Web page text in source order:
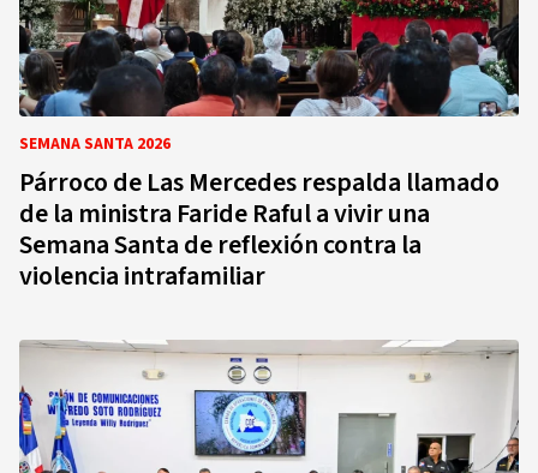
SEMANA SANTA 2026
Párroco de Las Mercedes respalda llamado
de la ministra Faride Raful a vivir una
Semana Santa de reflexión contra la
violencia intrafamiliar